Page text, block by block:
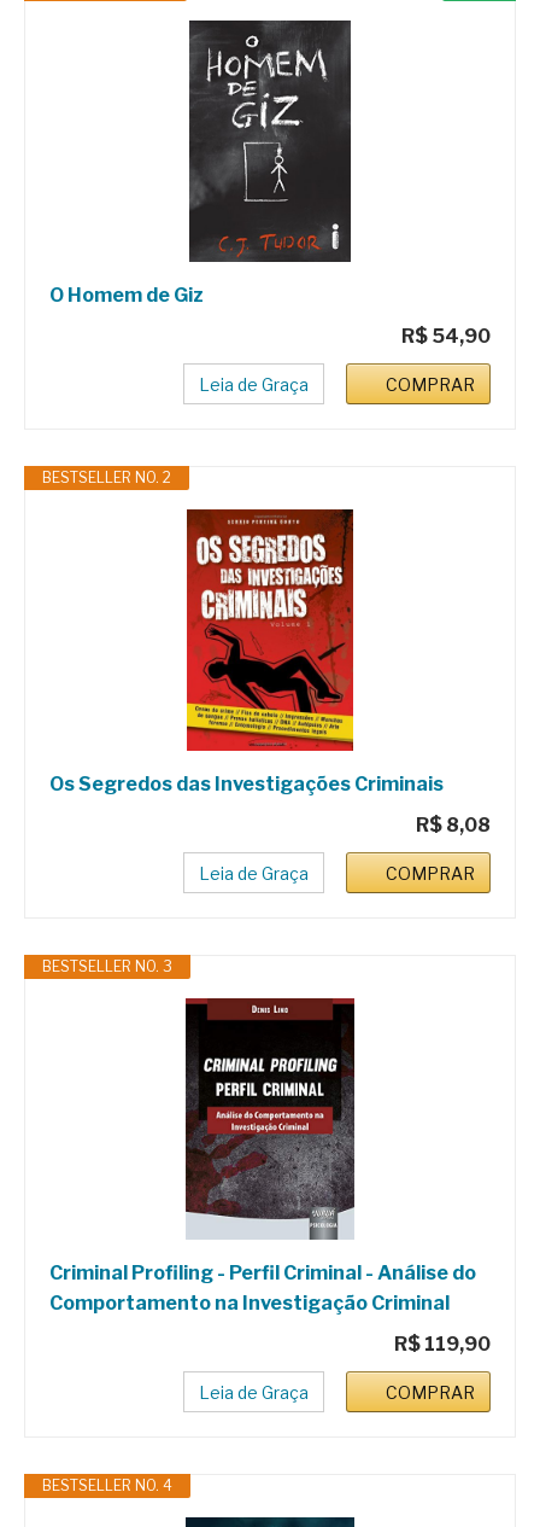
O Homem de Giz
R$ 54,90
Leia de Graça COMPRAR
BESTSELLER NO. 2
Os Segredos das Investigações Criminais
R$ 8,08
Leia de Graça COMPRAR
BESTSELLER NO. 3
Criminal Profiling - Perfil Criminal - Análise do
Comportamento na Investigação Criminal
R$ 119,90
Leia de Graça COMPRAR
BESTSELLER NO. 4